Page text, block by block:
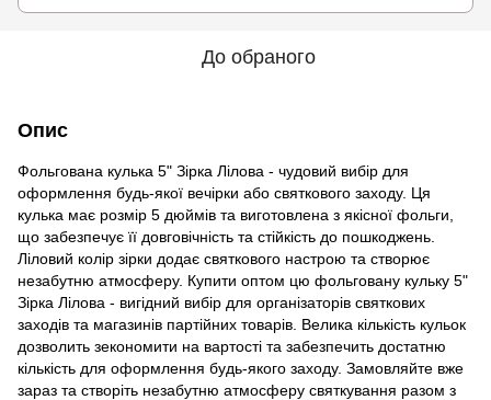
До обраного
Опис
Фольгована кулька 5" Зірка Лілова - чудовий вибір для
оформлення будь-якої вечірки або святкового заходу. Ця
кулька має розмір 5 дюймів та виготовлена з якісної фольги,
що забезпечує її довговічність та стійкість до пошкоджень.
Ліловий колір зірки додає святкового настрою та створює
незабутню атмосферу. Купити оптом цю фольговану кульку 5"
Зірка Лілова - вигідний вибір для організаторів святкових
заходів та магазинів партійних товарів. Велика кількість кульок
дозволить зекономити на вартості та забезпечить достатню
кількість для оформлення будь-якого заходу. Замовляйте вже
зараз та створіть незабутню атмосферу святкування разом з